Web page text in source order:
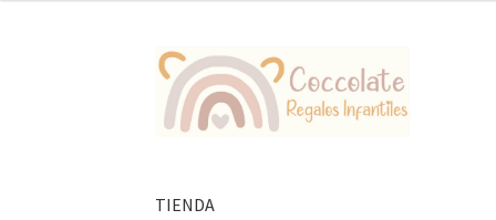
Ir
la
Ir
al
contenido
TIENDA